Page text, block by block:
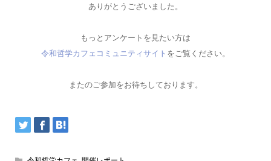
ありがとうございました。
もっとアンケートを見たい方は
令和哲学カフェコミュニティサイト をご覧ください。
またのご参加をお待ちしております。